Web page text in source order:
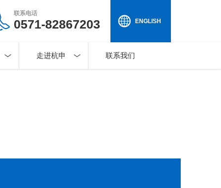
联系电话
0571-82867203 ENGLISH
走进杭申 联系我们